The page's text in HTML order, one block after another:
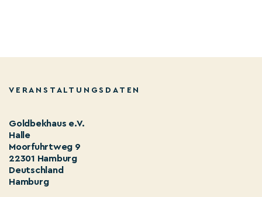
VERANSTALTUNGSDATEN
Goldbekhaus e.V.
Halle
Moorfuhrtweg 9
22301 Hamburg
Deutschland
Hamburg